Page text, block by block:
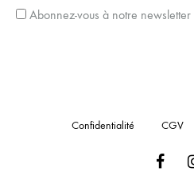
Abonnez-vous à notre newsletter
Confidentialité CGV